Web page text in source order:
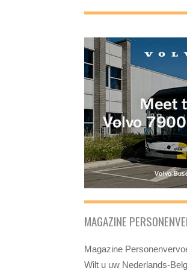
MAGAZINE
Magazine
Wilt u uw Nederlands-